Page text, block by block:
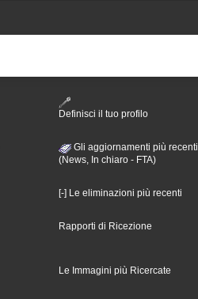
Definisci il tuo profilo
Gli aggiornamenti più recenti
(News, In chiaro - FTA)
[-] Le eliminazioni più recenti
Rapporti di Ricezione
Le Immagini più Ricercate